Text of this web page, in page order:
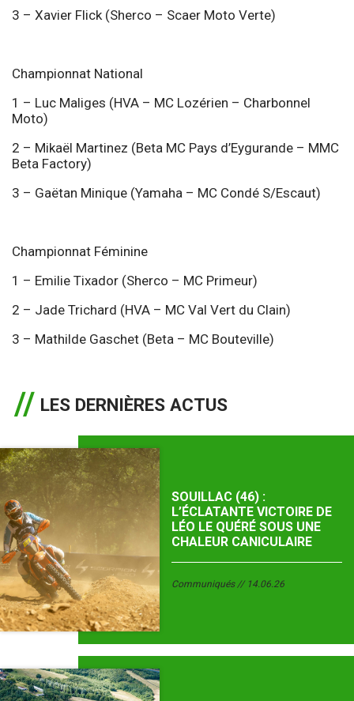
3 – Xavier Flick (Sherco – Scaer Moto Verte)
Championnat National
1 – Luc Maliges (HVA – MC Lozérien – Charbonnel
Moto)
2 – Mikaël Martinez (Beta MC Pays d’Eygurande – MMC
Beta Factory)
3 – Gaëtan Minique (Yamaha – MC Condé S/Escaut)
Championnat Féminine
1 – Emilie Tixador (Sherco – MC Primeur)
2 – Jade Trichard (HVA – MC Val Vert du Clain)
3 – Mathilde Gaschet (Beta – MC Bouteville)
LES DERNIÈRES ACTUS
SOUILLAC (46) :
L’ÉCLATANTE VICTOIRE DE
LÉO LE QUÉRÉ SOUS UNE
CHALEUR CANICULAIRE
Communiqués 14.06.26